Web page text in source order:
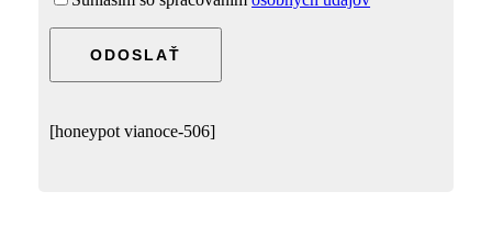
[honeypot vianoce-506]